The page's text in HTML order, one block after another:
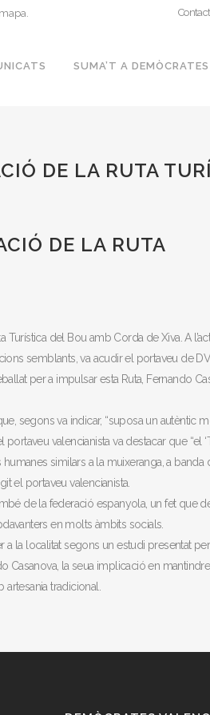
SUMA’T A DEMÒCRATES
DE LA RUTA
DE LA RUTA
del Bou amb Corda de Xiva. A
semblants, va acudir el portaveu de
per a impulsar esta Ruta, Fernando
segons va indicar, “suposa un autèntic
valencianista va destacar que “el
similars a la muixeranga, a banda
el portaveu valencianista.
de la federació espanyola, un fet que
en molts àmbits socials.
a la localitat segons un estudi presentat
Casanova, la seua implicació en
tradicional.